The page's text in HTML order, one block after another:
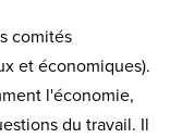
comités
et économiques).
l'économie,
du travail. Il